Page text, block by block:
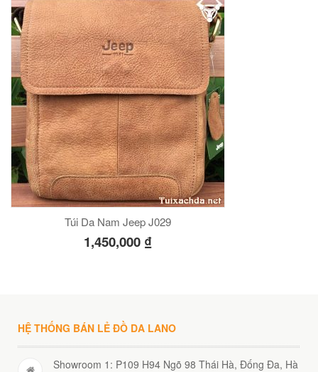
Túi Da Nam Jeep J029
1,450,000 ₫
HỆ THỐNG BÁN LẺ ĐỒ DA LANO
Showroom 1: P109 H94 Ngõ 98 Thái Hà, Đống Đa, Hà